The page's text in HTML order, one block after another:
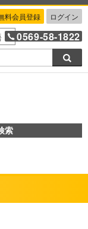
料会員登録 ログイン
0569-58-1822
索